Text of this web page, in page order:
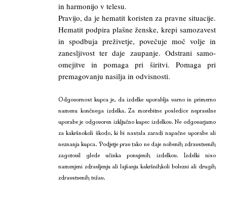
in harmonijo v telesu.
Pravijo, da je hematit koristen za pravne situacije.
Hematit podpira plašne ženske, krepi samozavest
in spodbuja preživetje, povečuje moč volje in
zanesljivost ter daje zaupanje. Odstrani samo-
omejitve in pomaga pri širitvi. Pomaga pri
premagovanju nasilja in odvisnosti.
Odgovornost kupca je, da izdelke uporablja varno in primerno
namenu končnega izdelka. Za morebitne posledice nepravilne
uporabe je odgovoren izključno kupec izdelkov. Ne odgovarjamo
za kakršnokoli škodo, ki bi nastala zaradi napačne uporabe ali
neznanja kupca. Podjetje prav tako ne daje nobenih zdravstvenih
zagotovil glede učinka ponujenih izdelkov. Izdelki niso
namenjeni zdravljenju ali lajšanju kakršnihkoli bolezni ali drugih
zdravstvenih težav.